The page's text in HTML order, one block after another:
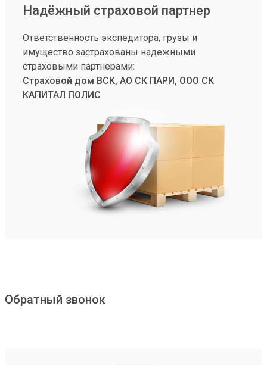
Надёжный страховой партнер
Ответственность экспедитора, грузы и
имущество застрахованы надежными
страховыми партнерами:
Страховой дом ВСК, АО СК ПАРИ, ООО СК
КАПИТАЛ ПОЛИС
Обратный звонок